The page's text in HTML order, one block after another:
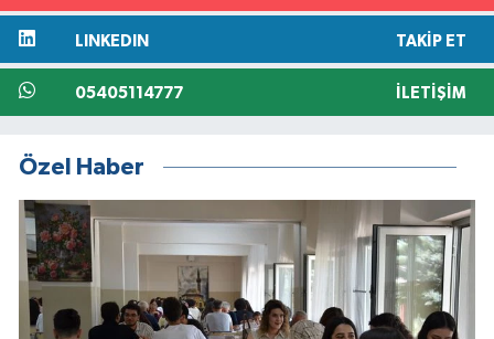
LINKEDIN TAKIP ET
05405114777 İLETIŞIM
Özel Haber